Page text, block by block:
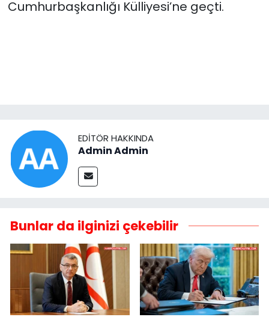
Cumhurbaşkanlığı Külliyesi’ne geçti.
EDITÖR HAKKINDA
Admin Admin
Bunlar da ilginizi çekebilir